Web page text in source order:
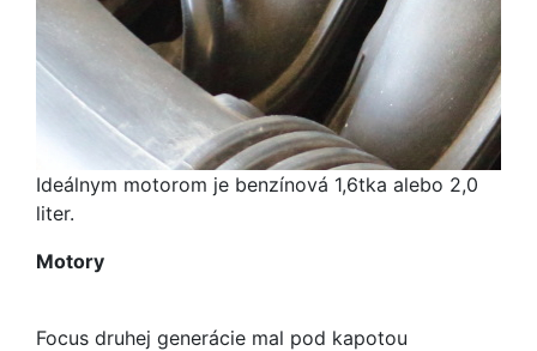
Ideálnym motorom je benzínová 1,6tka alebo 2,0
liter.
Motory
Focus druhej generácie mal pod kapotou